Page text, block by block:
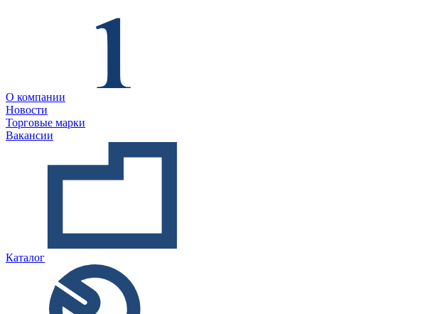
О компании
Новости
Торговые марки
Вакансии
Каталог